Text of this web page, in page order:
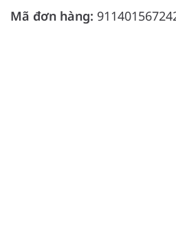
Mã đơn hàng: